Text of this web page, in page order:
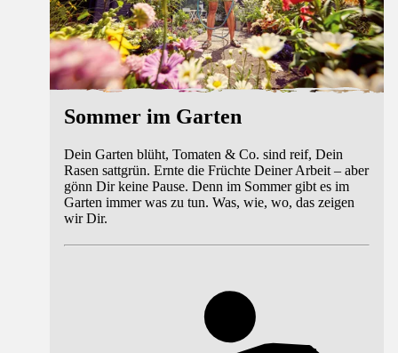
Sommer im Garten
Dein Garten blüht, Tomaten & Co. sind reif, Dein
Rasen sattgrün. Ernte die Früchte Deiner Arbeit – aber
gönn Dir keine Pause. Denn im Sommer gibt es im
Garten immer was zu tun. Was, wie, wo, das zeigen
wir Dir.